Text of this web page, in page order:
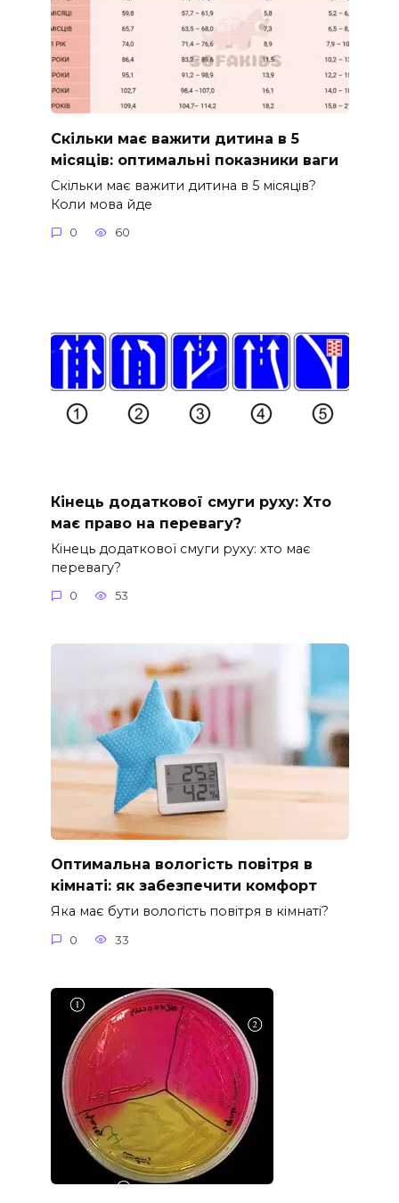
Скільки має важити дитина в 5
місяців: оптимальні показники ваги
Скільки має важити дитина в 5 місяців?
Коли мова йде
0 60
Кінець додаткової смуги руху: Хто
має право на перевагу?
Кінець додаткової смуги руху: хто має
перевагу?
0 53
Оптимальна вологість повітря в
кімнаті: як забезпечити комфорт
Яка має бути вологість повітря в кімнаті?
0 33